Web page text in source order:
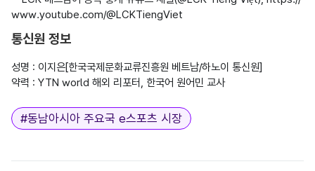
통신원 정보
성명 : 이지은[한국국제문화교류진흥원 베트남/하노이 통신원]
태그
#동남아시아 주요국 e스포츠 시장